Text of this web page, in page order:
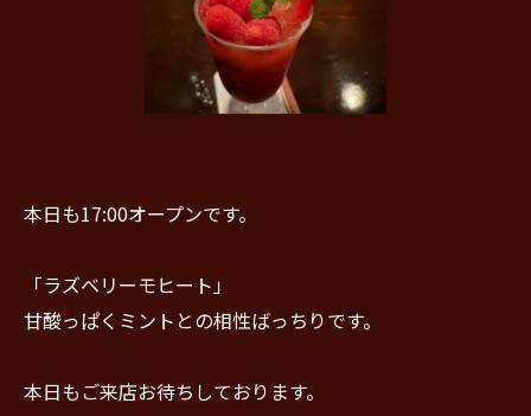
本日も17:00オープンです。
「ラズベリーモヒート」
甘酸っぱくミントとの相性ばっちりです。
本日もご来店お待ちしております。